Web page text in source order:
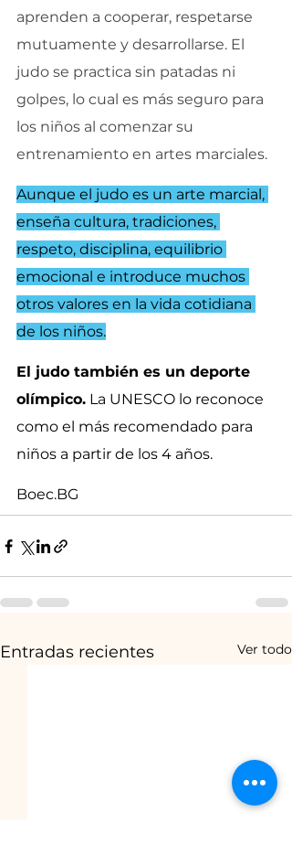
aprenden a cooperar, respetarse
mutuamente y desarrollarse. El
judo se practica sin patadas ni
golpes, lo cual es más seguro para
los niños al comenzar su
entrenamiento en artes marciales.
Aunque el judo es un arte marcial,
enseña cultura, tradiciones,
respeto, disciplina, equilibrio
emocional e introduce muchos
otros valores en la vida cotidiana
de los niños.
El judo también es un deporte
olímpico. La UNESCO lo reconoce
como el más recomendado para
niños a partir de los 4 años.
Boec.BG
Entradas recientes Ver todo